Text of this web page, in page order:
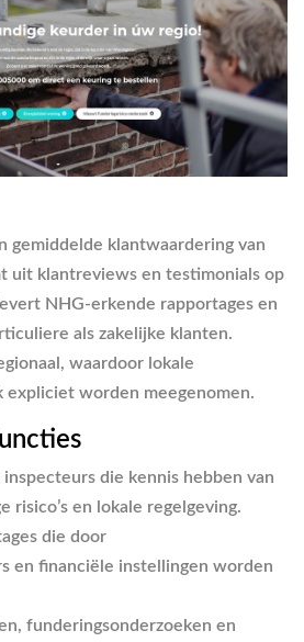
gemiddelde klantwaardering van
uit klantreviews en testimonials op
NHG-erkende rapportages en
als zakelijke klanten.
waardoor lokale
expliciet worden meegenomen.
inspecteurs die kennis hebben van
risico’s en lokale regelgeving.
die door
en financiële instellingen worden
funderingsonderzoeken en